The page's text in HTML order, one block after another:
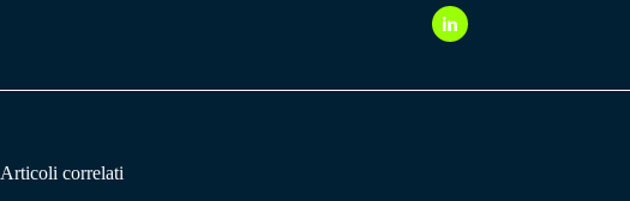
Articoli correlati